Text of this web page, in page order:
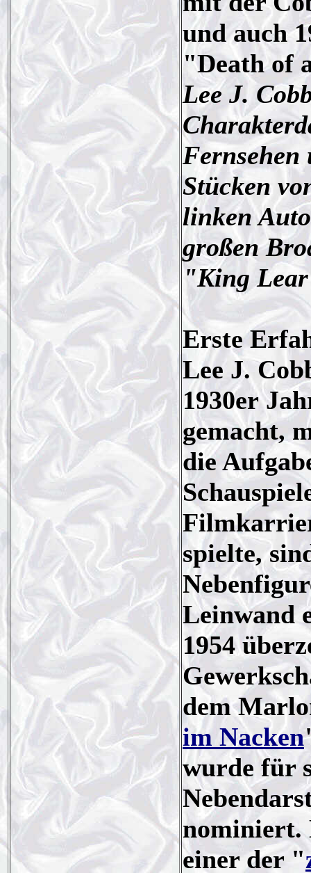
und auch
"Death of
Lee J.
Stücken
linken
großen
"King
Erste
Lee J.
1930er
gemacht,
die
spielte,
Leinwand
1954
dem
im Nacken
wurde für
nominiert.
einer der "